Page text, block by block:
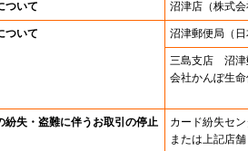
ついて 沼津店 （株式
ついて 沼津郵便局 （
三島支店 沼津
会社かんぽ生
紛失・盗難に伴うお取引の停止
カード紛失セ
または上記店舗